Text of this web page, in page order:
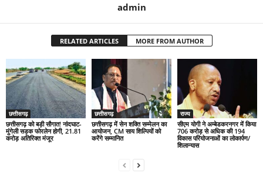
admin
RELATED ARTICLES MORE FROM AUTHOR
छत्तीसगढ़
छत्तीसगढ़ को बड़ी सौगात! नांदघाट-
मुंगेली सड़क फोरलेन होगी, 21.81
करोड़ अतिरिक्त मंजूर
छत्तीसगढ़
छत्तीसगढ़ में सेन शक्ति सम्मेलन का
आयोजन, CM साय शिल्पियों को
करेंगे सम्मानित
राज्य
सीएम योगी ने अम्बेडकरनगर में किया
706 करोड़ से अधिक की 194
विकास परियोजनाओं का लोकार्पण/
शिलान्यास